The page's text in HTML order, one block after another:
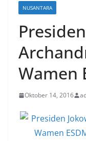
NUSANTARA
Wamen
Oktober 14, 2016